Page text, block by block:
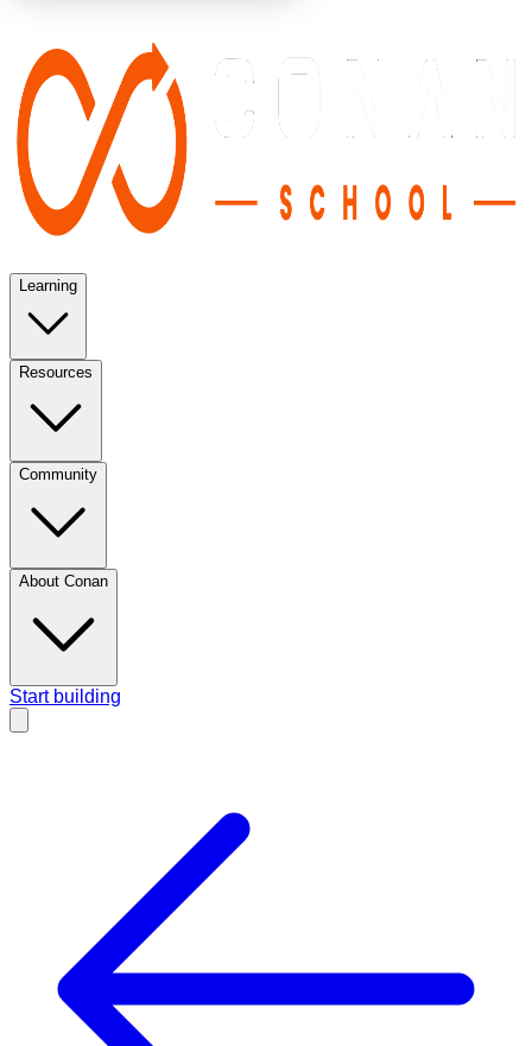
Learning
Resources
Community
About Conan
Start building